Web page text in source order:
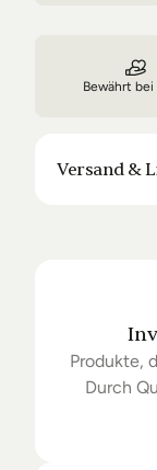
Bewährt bei
Versand &
Unsere
Lieferung
verzögern.
Produkte,
Durch